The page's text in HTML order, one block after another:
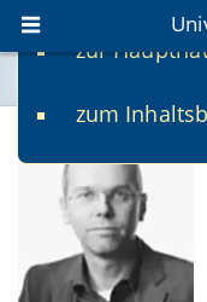
zur
zum